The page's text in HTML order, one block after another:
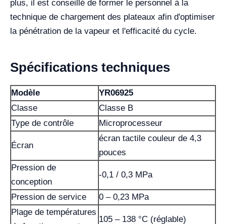
plus, il est conseillé de former le personnel à la
technique de chargement des plateaux afin d'optimiser
la pénétration de la vapeur et l'efficacité du cycle.
Spécifications techniques
Modèle
YR06925
Classe
Classe B
Type de contrôle
Microprocesseur
Écran
écran tactile couleur de 4,3
pouces
Pression de
conception
-0,1 / 0,3 MPa
Pression de service
0 – 0,23 MPa
Plage de températures
105 – 138 °C (réglable)